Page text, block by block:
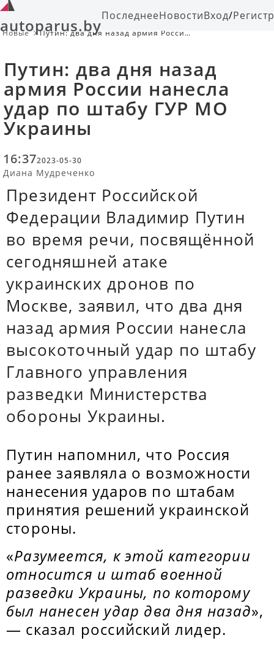
autoparus.byПоследнееНовостиВход/
Новые
Путин: два дня назад армия России
Путин: два дня назад
армия России нанесла
удар по штабу ГУР МО
Украины
16:372023-05-30
Диана Мудреченко
Президент Российской
Федерации Владимир Путин
во время речи, посвящённой
сегодняшней атаке
украинских дронов по
Москве, заявил, что два дня
назад армия России нанесла
высокоточный удар по штабу
Главного управления
разведки Министерства
обороны Украины.
Путин напомнил, что Россия
ранее заявляла о возможности
нанесения ударов по штабам
принятия решений украинской
стороны.
«Разумеется, к этой категории
относится и штаб военной
разведки Украины, по которому
был нанесен удар два дня назад»,
— сказал российский лидер.